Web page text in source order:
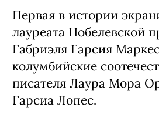
Первая в истории
лауреата Нобелевской
Габриэля Гарсия
колумбийские
писателя Лаура Мора
Гарсиа Лопес.